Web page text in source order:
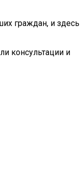
граждан, и здесь
консультации и